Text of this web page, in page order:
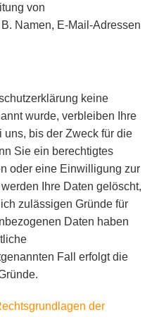
von
Namen, E-Mail-Adressen
keine
wurde, verbleiben Ihre
bis der Zweck für die
Sie ein berechtigtes
oder eine Einwilligung zur
Ihre Daten gelöscht,
zulässigen Gründe für
Daten haben
Fall erfolgt die
der